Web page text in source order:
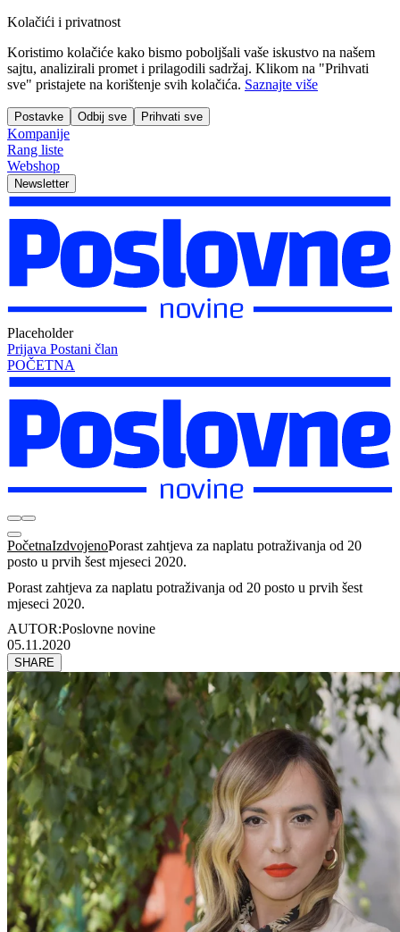
Kolačići i privatnost
Koristimo kolačiće kako bismo poboljšali vaše iskustvo na našem
sajtu, analizirali promet i prilagodili sadržaj. Klikom na "Prihvati
sve" pristajete na korištenje svih kolačića. Saznajte više
Postavke Odbij sve Prihvati sve
Kompanije
Rang liste
Webshop
Newsletter
Placeholder
Prijava Postani član
POČETNA
PočetnaIzdvojenoPorast zahtjeva za naplatu potraživanja od 20
posto u prvih šest mjeseci 2020.
Porast zahtjeva za naplatu potraživanja od 20 posto u prvih šest
mjeseci 2020.
AUTOR:Poslovne novine
05.11.2020
SHARE